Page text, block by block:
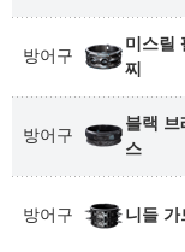
방어구
미스릴
찌
방어구
블랙 브
스
방어구 니들 가